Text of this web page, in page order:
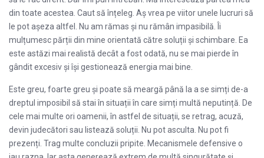
din toate acestea. Caut să înțeleg. Aș vrea pe viitor unele lucruri să
le pot așeza altfel. Nu am rămas și nu rămân impasibilă. Îi
mulțumesc părții din mine orientată către soluții și schimbare. Ea
este astăzi mai realistă decât a fost odată, nu se mai pierde în
gândit excesiv și își gestionează energia mai bine.
Este greu, foarte greu și poate să meargă până la a se simți de-a
dreptul imposibil să stai în situații în care simți multă neputință. De
cele mai multe ori oamenii, în astfel de situații, se retrag, acuză,
devin judecători sau listează soluții. Nu pot asculta. Nu pot fi
prezenți. Trag multe concluzii pripite. Mecanismele defensive o